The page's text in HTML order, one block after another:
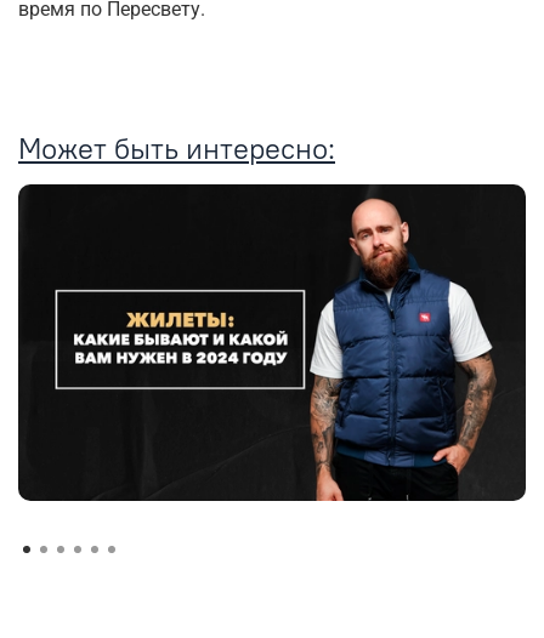
время по Пересвету.
Может быть интересно: